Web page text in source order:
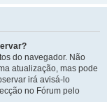
do navegador. Não
atualização, mas pode
irá avisá-lo
no Fórum pelo